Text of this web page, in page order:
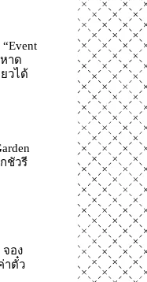
าด
วได้
ชัวรี
จอง
าตั๋ว